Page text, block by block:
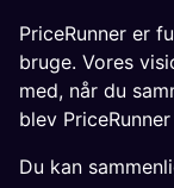
PriceRunner er
bruge. Vores
med, når du
blev
Du kan